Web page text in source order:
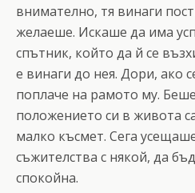
внимателно, тя винаги
желаеше. Искаше да има
спътник, който да й се
е винаги до нея. Дори, ако
поплаче на рамото му.
положението си в живота
малко късмет. Сега
съжителства с някой, да
спокойна.